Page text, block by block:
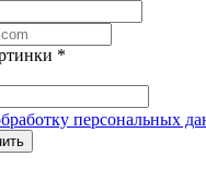
*
персональных